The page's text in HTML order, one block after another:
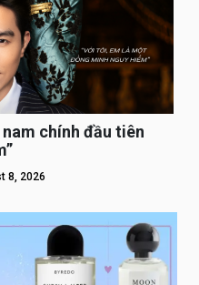
chính đầu tiên
8, 2026